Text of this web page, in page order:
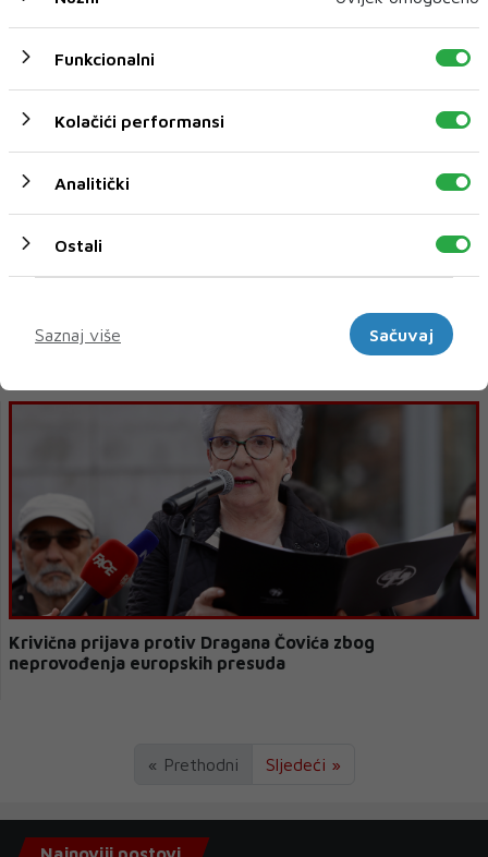
Čović izrazio potporu Izraelu u obračunu s teroristima
KAO DA ČOVIĆ NIJE SUDJELOVAO: HNS poziva da se
hitno usvoje reformski zakoni
Krivična prijava protiv Dragana Čovića zbog
neprovođenja europskih presuda
« Prethodni Sljedeći »
Funkcionalni
Kolačići performansi
Analitički
Ostali
Saznaj više
Sačuvaj